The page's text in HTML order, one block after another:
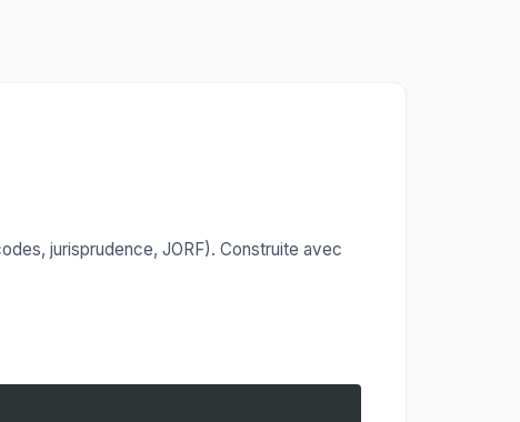
jurisprudence, JORF). Construite avec